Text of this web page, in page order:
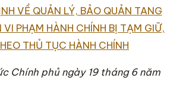
VỀ QUẢN LÝ, BẢO QUẢN TANG
PHẠM HÀNH CHÍNH BỊ TẠM GIỮ,
THỦ TỤC HÀNH CHÍNH
Chính phủ ngày 19 tháng 6 năm